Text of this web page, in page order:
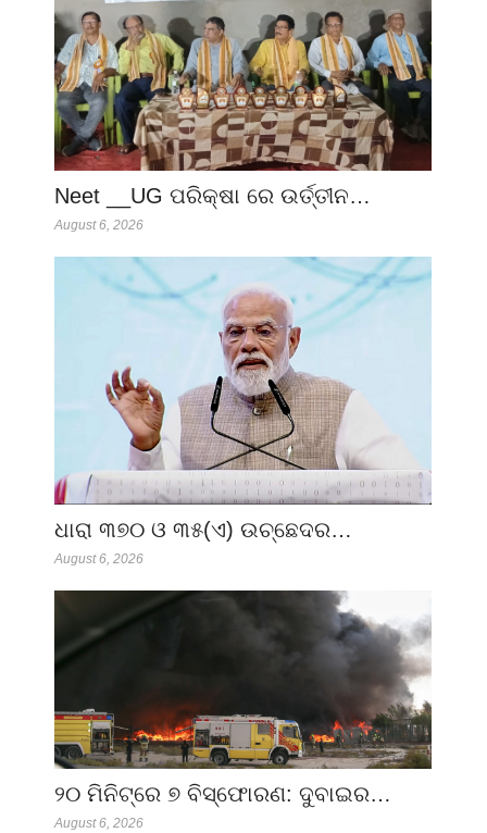
Neet __UG ପରିକ୍ଷା ରେ ଉର୍ତ୍ତୀନ…
August 6, 2026
ଧାରା ୩୭୦ ଓ ୩୫(ଏ) ଉଚ୍ଛେଦର…
August 6, 2026
୨୦ ମିନିଟ୍‌ରେ ୭ ବିସ୍ଫୋରଣ: ଦୁବାଇର…
August 6, 2026